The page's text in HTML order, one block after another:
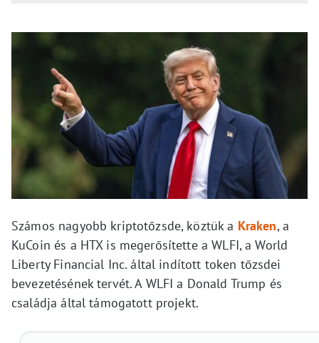
Számos nagyobb kriptotőzsde, köztük a Kraken, a
KuCoin és a HTX is megerősítette a WLFI, a World
Liberty Financial Inc. által indított token tőzsdei
bevezetésének tervét. A WLFI a Donald Trump és
családja által támogatott projekt.